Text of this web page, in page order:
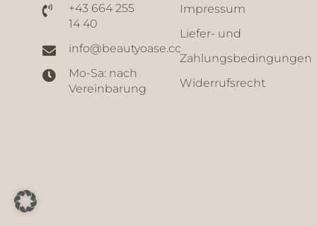
+43 664 255
14 40
info@beautyoase.cc
Mo-Sa: nach
Vereinbarung
Impressum
Liefer- und
Zahlungsbedingungen
Widerrufsrecht